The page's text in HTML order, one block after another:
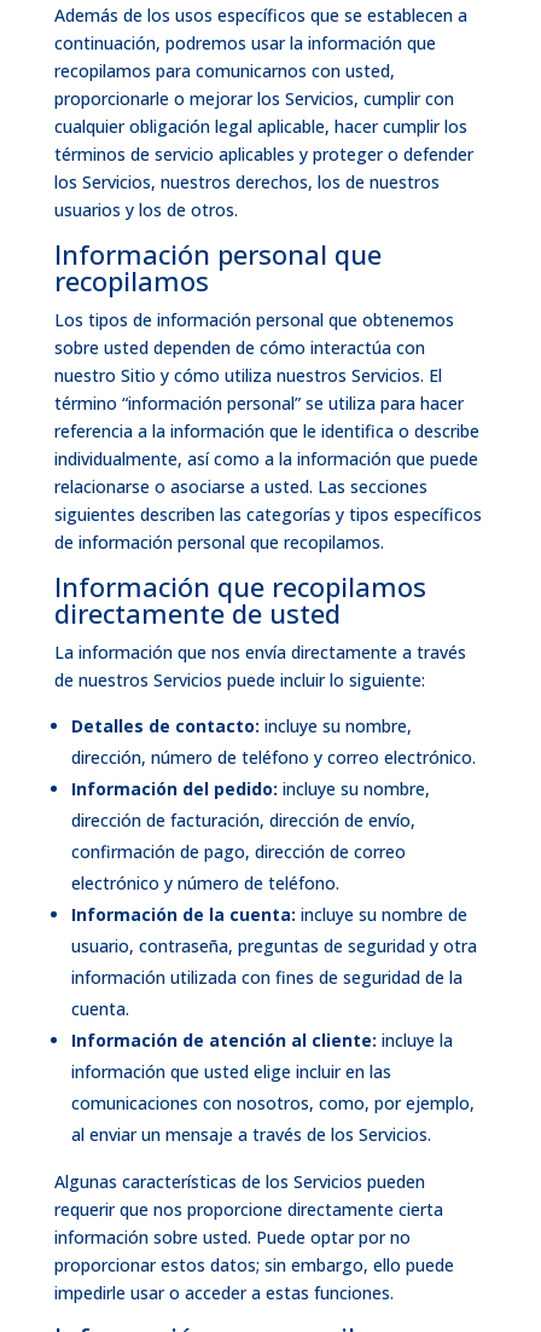
Además de los usos específicos que se establecen a
continuación, podremos usar la información que
recopilamos para comunicarnos con usted,
proporcionarle o mejorar los Servicios, cumplir con
cualquier obligación legal aplicable, hacer cumplir los
términos de servicio aplicables y proteger o defender
los Servicios, nuestros derechos, los de nuestros
usuarios y los de otros.
Información personal que
recopilamos
Los tipos de información personal que obtenemos
sobre usted dependen de cómo interactúa con
nuestro Sitio y cómo utiliza nuestros Servicios. El
término “información personal” se utiliza para hacer
referencia a la información que le identifica o describe
individualmente, así como a la información que puede
relacionarse o asociarse a usted. Las secciones
siguientes describen las categorías y tipos específicos
de información personal que recopilamos.
Información que recopilamos
directamente de usted
La información que nos envía directamente a través
de nuestros Servicios puede incluir lo siguiente:
Detalles de contacto: incluye su nombre,
dirección, número de teléfono y correo electrónico.
Información del pedido: incluye su nombre,
dirección de facturación, dirección de envío,
confirmación de pago, dirección de correo
electrónico y número de teléfono.
Información de la cuenta: incluye su nombre de
usuario, contraseña, preguntas de seguridad y otra
información utilizada con fines de seguridad de la
cuenta.
Información de atención al cliente: incluye la
información que usted elige incluir en las
comunicaciones con nosotros, como, por ejemplo,
al enviar un mensaje a través de los Servicios.
Algunas características de los Servicios pueden
requerir que nos proporcione directamente cierta
información sobre usted. Puede optar por no
proporcionar estos datos; sin embargo, ello puede
impedirle usar o acceder a estas funciones.